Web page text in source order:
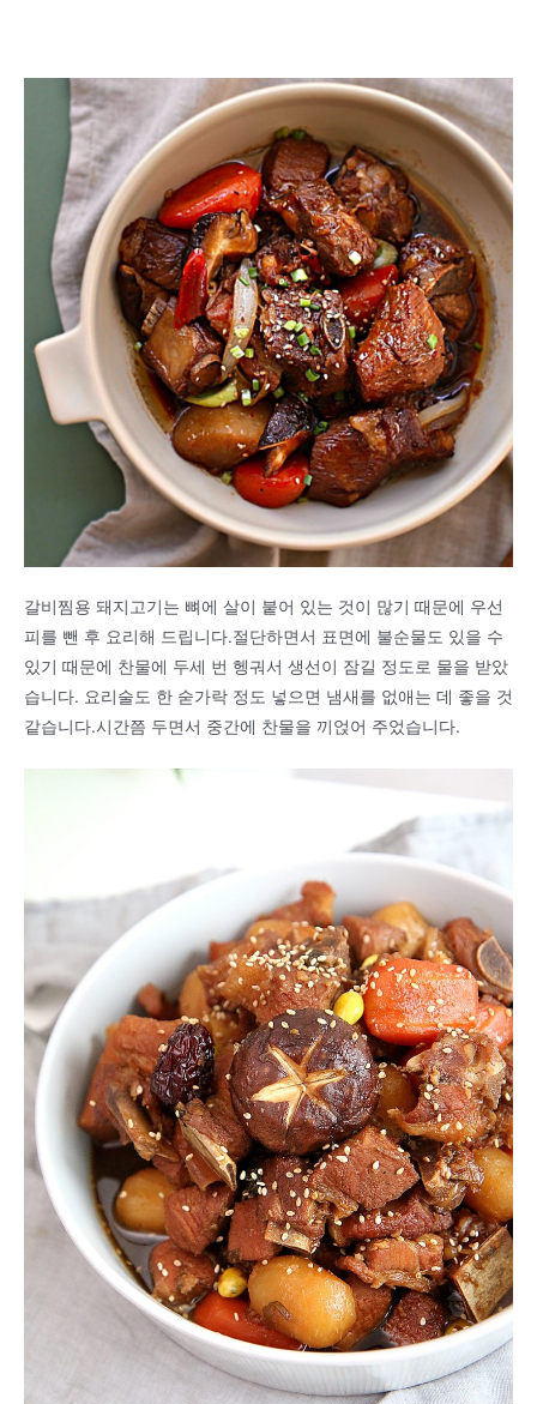
갈비찜용 돼지고기는 뼈에 살이 붙어 있는 것이 많기 때문에 우선
피를 뺀 후 요리해 드립니다.절단하면서 표면에 불순물도 있을 수
있기 때문에 찬물에 두세 번 헹궈서 생선이 잠길 정도로 물을 받았
습니다. 요리술도 한 숟가락 정도 넣으면 냄새를 없애는 데 좋을 것
같습니다.시간쯤 두면서 중간에 찬물을 끼얹어 주었습니다.